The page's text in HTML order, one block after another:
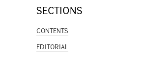
SECTIONS
CONTENTS
EDITORIAL